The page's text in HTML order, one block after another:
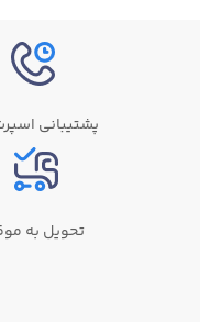
پشتیبانی
تحویل به